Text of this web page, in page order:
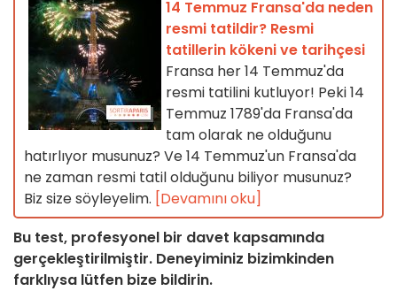
14 Temmuz Fransa'da neden
resmi tatildir? Resmi
tatillerin kökeni ve tarihçesi
Fransa her 14 Temmuz'da
resmi tatilini kutluyor! Peki 14
Temmuz 1789'da Fransa'da
tam olarak ne olduğunu
hatırlıyor musunuz? Ve 14 Temmuz'un Fransa'da
ne zaman resmi tatil olduğunu biliyor musunuz?
Biz size söyleyelim. [Devamını oku]
Bu test, profesyonel bir davet kapsamında
gerçekleştirilmiştir. Deneyiminiz bizimkinden
farklıysa lütfen bize bildirin.